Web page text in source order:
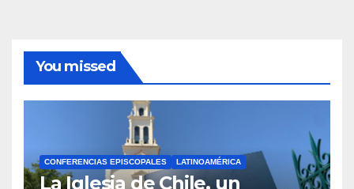
You missed
CONFERENCIAS EPISCOPALES LATINOAMÉRICA
La Iglesia de Chile, un